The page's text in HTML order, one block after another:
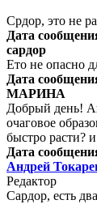
Срдор, это не
Дата
сардор
Ето не опасно
Дата
МАРИНА
Добрый день!
очаговое
быстро расти?
Дата
Андрей
Редактор
Сардор, есть